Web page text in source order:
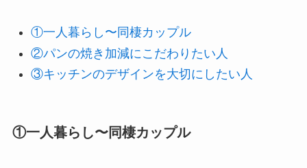
①一人暮らし〜同棲カップル
②パンの焼き加減にこだわりたい人
③キッチンのデザインを大切にしたい人
①一人暮らし〜同棲カップル